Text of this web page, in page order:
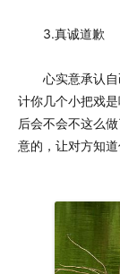
3.真诚道歉
心实意承认自
计你几个小把戏
后会不会不这么
意的，让对方知道